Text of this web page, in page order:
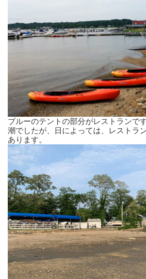
ブルーのテントの部分がレストランで
潮でしたが、日によっては、レストラ
あります。